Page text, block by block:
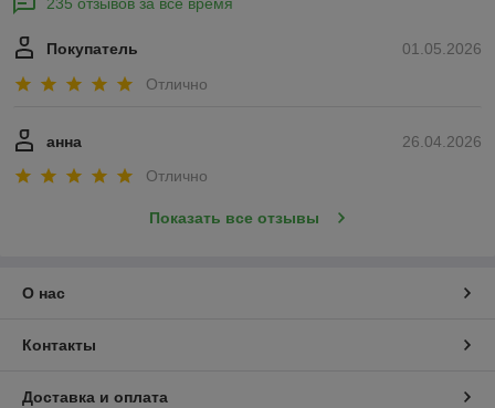
235 отзывов за всё время
01.05.2026
Покупатель
Отлично
26.04.2026
анна
Отлично
Показать все отзывы
О нас
Контакты
Доставка и оплата